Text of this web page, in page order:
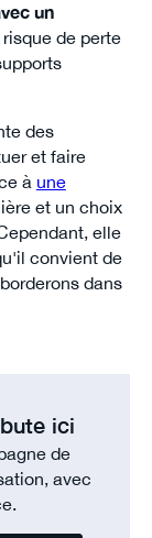
un
de perte
des
et faire
à une
et un choix
elle
convient de
dans
ici
de
avec